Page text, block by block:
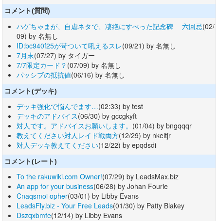
コメント(質問)
ハゲちゃまが、自虐ネタで、凄絶にすべった記念碑 六回忌(02/
09) by 名無し
ID:bc940f25が苛ついて吼えるスレ(09/21) by 名無し
7月末(07/27) by タイガー
7/7限定カード？ (07/09) by 名無し
パッシブの抵抗値(06/16) by 名無し
コメント(デッキ)
デッキ強化で悩んでます…(02:33) by test
デッキのアドバイス(06/30) by gccgkyft
対人です。アドバイスお願いします。 (01/04) by bngqqqr
教えてください対人レイド戦両方(12/29) by nkeltjr
対人デッキ教えてください(12/22) by epqdsdi
コメント(レート)
To the rakuwiki.com Owner!(07/29) by LeadsMax.biz
An app for your business(06/28) by Johan Fourie
Cnaqsmoi opher(03/01) by Libby Evans
LeadsFly.biz - Your Free Leads(01/30) by Patty Blakey
Dszqxbmfe(12/14) by Libby Evans